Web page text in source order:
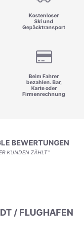
Kostenloser
Ski und
Gepäcktransport
Beim Fahrer
bezahlen. Bar,
Karte oder
Firmenrechnung
BEWERTUNGEN
KUNDEN ZÄHLT"
/ FLUGHAFEN